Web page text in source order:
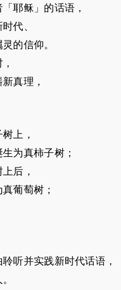
耶稣」的话语，
代、
的信仰。
真理，
上，
为真柿子树；
后，
葡萄树；
听并实践新时代话语，